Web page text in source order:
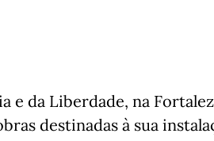
e da Liberdade, na
destinadas à sua